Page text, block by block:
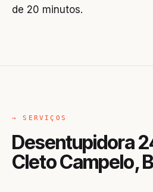
de 20 minutos.
→ SERVIÇOS
Desentupidora
Cleto Campelo,